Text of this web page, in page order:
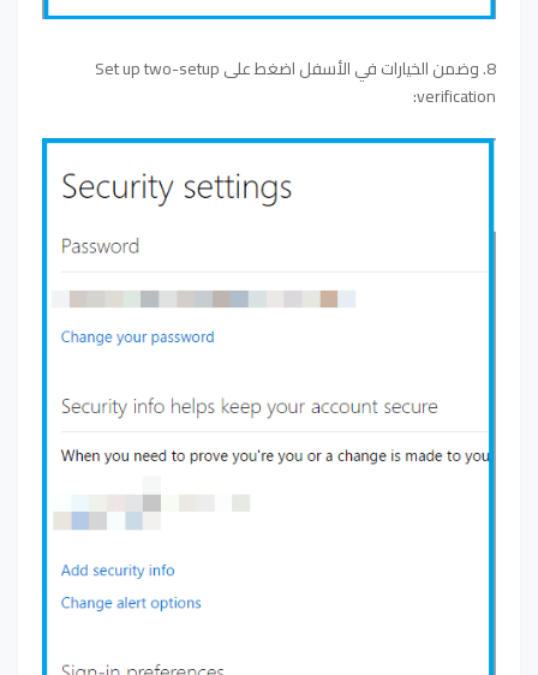
8. وضمن الخيارات في الأسفل اضغط على Set up two-setup
verification: